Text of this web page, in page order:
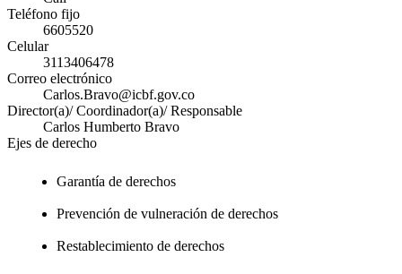
Teléfono fijo
6605520
Celular
3113406478
Correo electrónico
Carlos.Bravo@icbf.gov.co
Director(a)/ Coordinador(a)/ Responsable
Carlos Humberto Bravo
Ejes de derecho
Garantía de derechos
Prevención de vulneración de derechos
Restablecimiento de derechos